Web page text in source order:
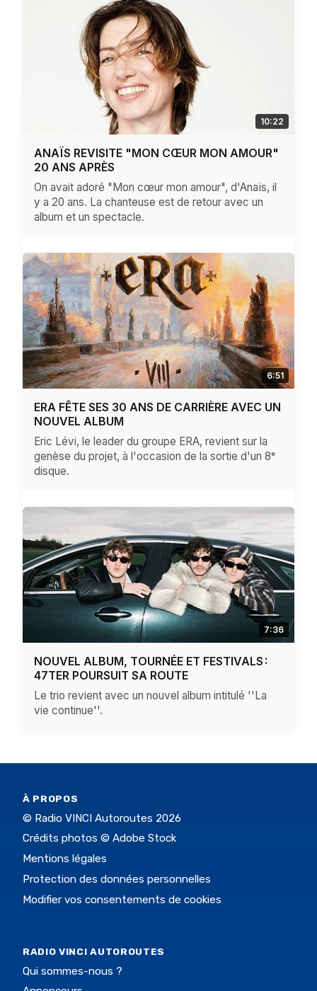
10:22
ANAÏS REVISITE "MON CŒUR MON AMOUR"
20 ANS APRÈS
On avait adoré "Mon cœur mon amour", d'Anaïs, il
y a 20 ans. La chanteuse est de retour avec un
album et un spectacle.
6:51
ERA FÊTE SES 30 ANS DE CARRIÈRE AVEC UN
NOUVEL ALBUM
Eric Lévi, le leader du groupe ERA, revient sur la
genèse du projet, à l'occasion de la sortie d'un 8ᵉ
disque.
7:36
NOUVEL ALBUM, TOURNÉE ET FESTIVALS :
47TER POURSUIT SA ROUTE
Le trio revient avec un nouvel album intitulé ''La
vie continue''.
À PROPOS
© Radio VINCI Autoroutes 2026
Crédits photos © Adobe Stock
Mentions légales
Protection des données personnelles
Modifier vos consentements de cookies
RADIO VINCI AUTOROUTES
Qui sommes-nous ?